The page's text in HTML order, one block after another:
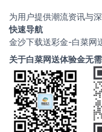
为用户提供潮流资讯与
快速导航
金沙下载送彩金-白菜网
关于白菜网送体验金无